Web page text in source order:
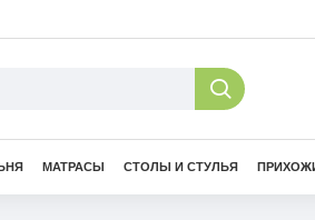
МАТРАСЫ СТОЛЫ И СТУЛЬЯ